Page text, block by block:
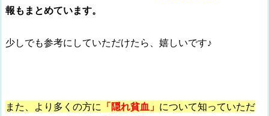
報もまとめています。
少しでも参考にしていただけたら、嬉しいです♪
また、より多くの方に 「隠れ貧血」 について知っていただ